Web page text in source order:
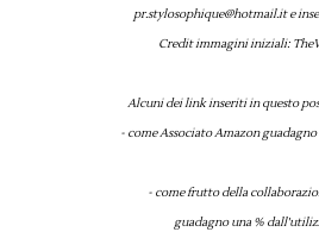
pr.stylosophique@hotmail.it e
Credit immagini iniziali:
Alcuni dei link inseriti in questo
- come Associato Amazon
- come frutto della
guadagno una %